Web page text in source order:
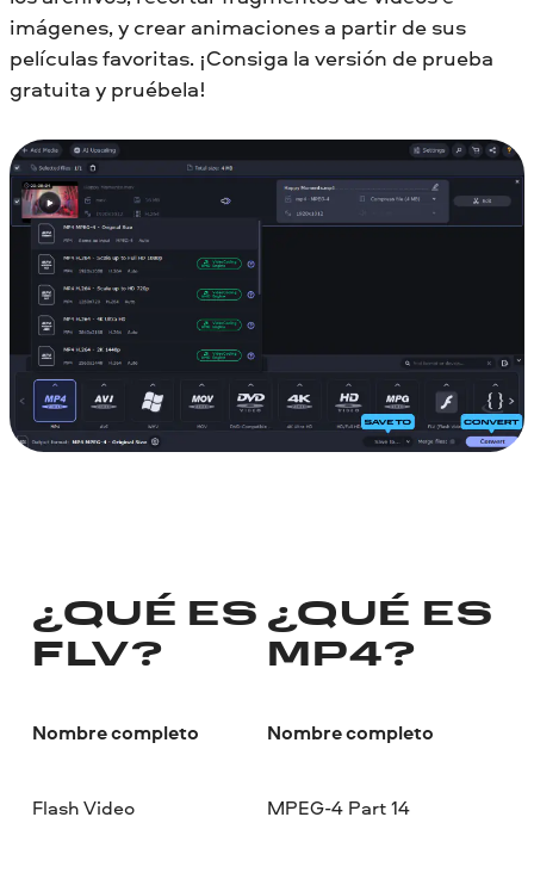
imágenes, y crear animaciones a partir de sus
películas favoritas. ¡Consiga la versión de prueba
gratuita y pruébela!
¿QUÉ ES
FLV?
Nombre completo
Flash Video
¿QUÉ ES
MP4?
Nombre completo
MPEG-4 Part 14